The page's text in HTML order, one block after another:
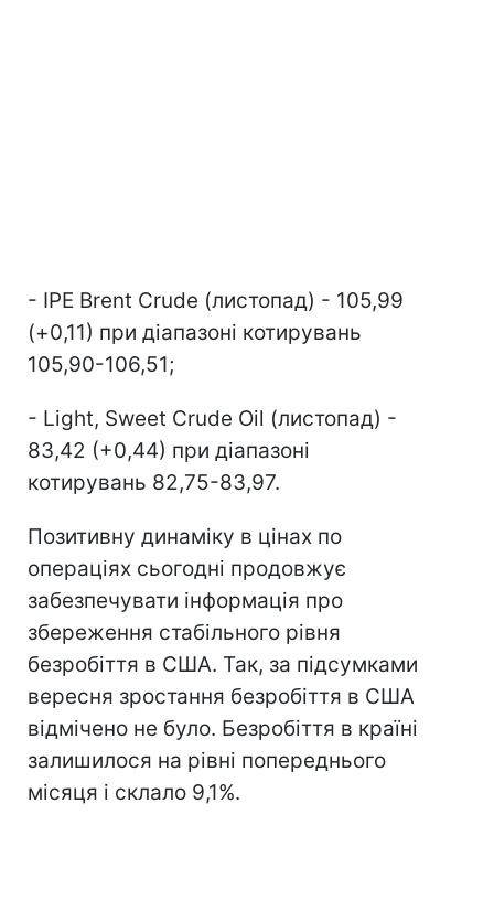
- IPE Brent Crude (листопад) - 105,99
(+0,11) при діапазоні котирувань
105,90-106,51;
- Light, Sweet Crude Oil (листопад) -
83,42 (+0,44) при діапазоні
котирувань 82,75-83,97.
Позитивну динаміку в цінах по
операціях сьогодні продовжує
забезпечувати інформація про
збереження стабільного рівня
безробіття в США. Так, за підсумками
вересня зростання безробіття в США
відмічено не було. Безробіття в країні
залишилося на рівні попереднього
місяця і склало 9,1%.